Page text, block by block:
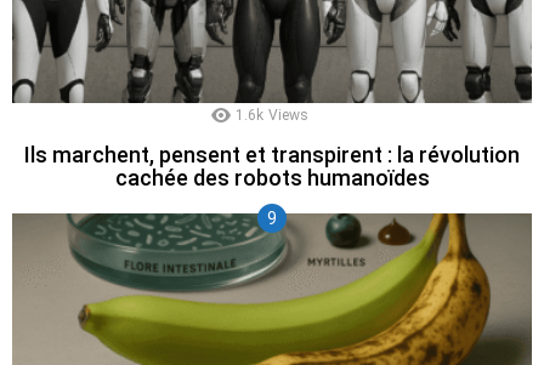
1.6k Views
Ils marchent, pensent et transpirent : la révolution
cachée des robots humanoïdes